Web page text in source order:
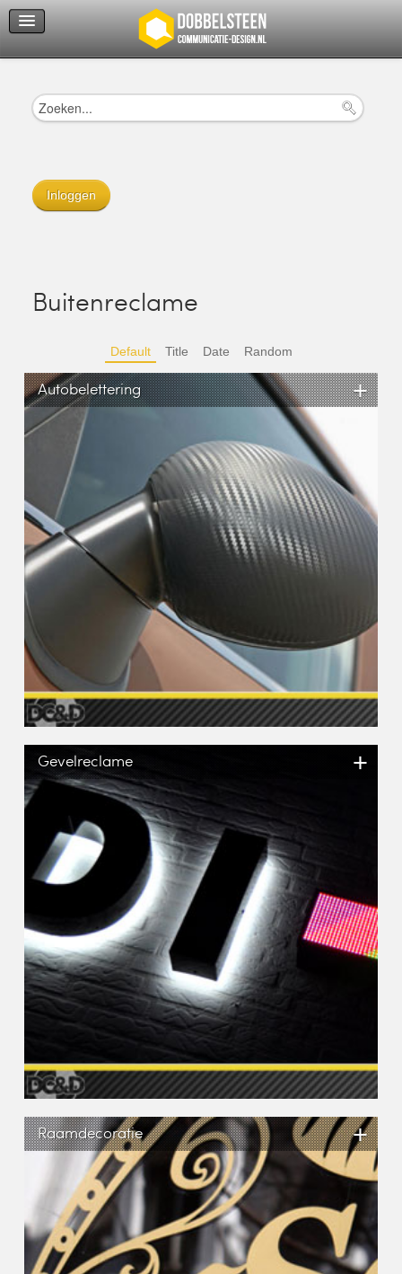
Inloggen
Buitenreclame
Default Title Date Random
Autobelettering +
Gevelreclame +
Raamdecoratie +